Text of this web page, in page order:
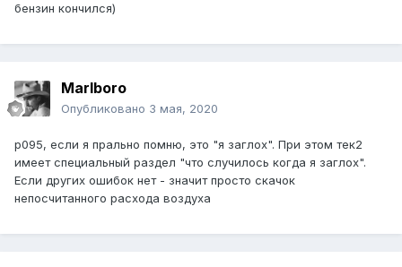
бензин кончился)
Marlboro
Опубликовано 3 мая, 2020
p095, если я прально помню, это "я заглох". При этом тек2
имеет специальный раздел "что случилось когда я заглох".
Если других ошибок нет - значит просто скачок
непосчитанного расхода воздуха